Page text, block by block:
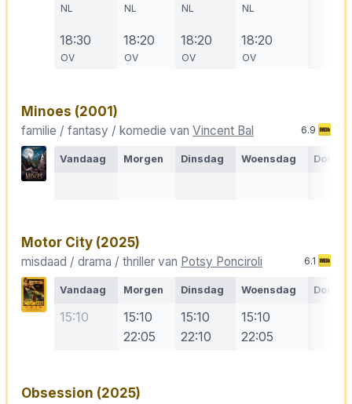
NL
18:30
OV
NL
18:20
OV
NL
18:20
OV
NL
18:20
OV
Minoes (2001)
familie / fantasy / komedie van Vincent Bal 6.9
Vandaag Morgen Dinsdag Woensdag
Motor City (2025)
misdaad / drama / thriller van Potsy Ponciroli 6.1
Vandaag Morgen Dinsdag Woensdag
15:10
15:10
22:05
15:10
22:10
15:10
22:05
Obsession (2025)